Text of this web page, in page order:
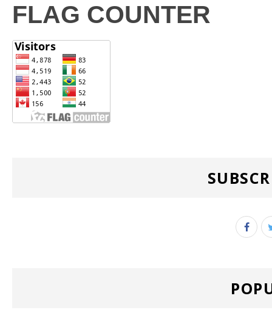
FLAG COUNTER